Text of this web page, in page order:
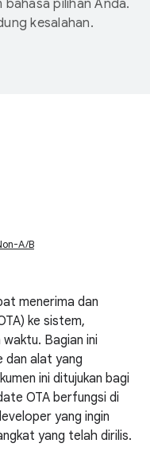
bahasa pilihan Anda.
kesalahan.
A/B
menerima dan
ke sistem,
Bagian ini
dan alat yang
ini ditujukan bagi
OTA berfungsi di
yang ingin
yang telah dirilis.